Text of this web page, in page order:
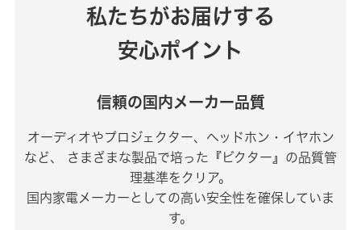
私たちがお届けする
安心ポイント
信頼の国内メーカー品質
オーディオやプロジェクター、ヘッドホン・イヤホン
など、
さまざまな製品で培った『ビクター』の品質管
理基準をクリア。
国内家電メーカーとしての高い安全性を確保していま
す。